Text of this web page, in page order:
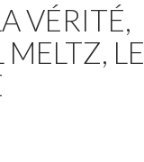
VÉRITÉ,
MELTZ, LE